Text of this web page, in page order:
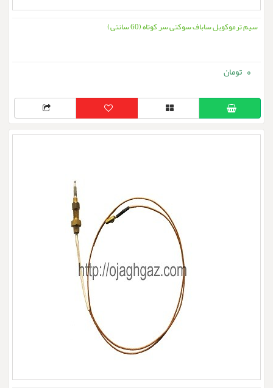
سیم ترموکوبل ساباف سوکتی سر کوتاه (60 سانتی)
0